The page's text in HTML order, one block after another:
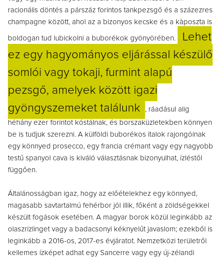
racionális döntés a párszáz forintos tankpezsgő és a százezres
champagne között, ahol az a bizonyos kecske és a kàposzta is
boldogan tud lubickolni a buborékok gyönyörében.
Lehet
ez egy hagyományos eljárással készülő
somlói vagy tokaji, furmint alapú
pezsgő, amelyek között igazi
gyöngyszemeket találunk
, ráadásul alig
héhány ezer forintot kóstálnak, és borszaküzletekben könnyen
be is tudjuk szerezni. A külföldi buborékos italok rajongóinak
egy könnyed prosecco, egy francia crémant vagy egy nagyobb
testű spanyol cava is kiváló választásnak bizonyulhat, ízléstől
függően.
Általánosságban igaz, hogy az előételekhez egy könnyed,
magasabb savtartalmú fehérbor jól illik, főként a zöldségekkel
készült fogások esetében. A magyar borok közül leginkább az
olaszrizlinget vagy a badacsonyi kéknyelűt javaslom; ezekből is
leginkább a 2016-os, 2017-es évjáratot. Nemzetközi területről
kellemes ízképet adhat egy Sancerre vagy egy új-zélandi